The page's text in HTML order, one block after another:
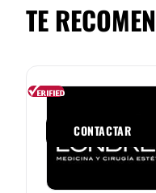
TE
CONTACTAR